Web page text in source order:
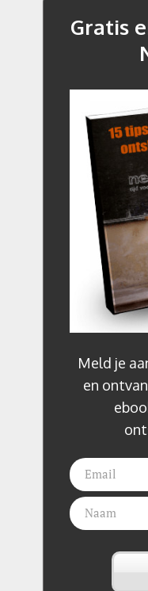
Gratis
Meld je
en